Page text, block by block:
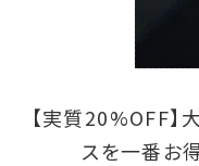
【実質20%OFF】
スを一番お